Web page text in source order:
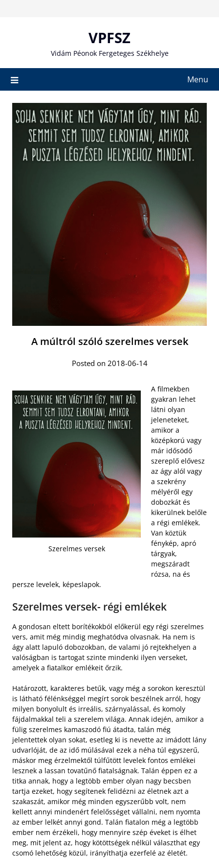
VPFSZ
Vidám Péonok Fergeteges Székhelye
Menu
A múltról szóló szerelmes versek
Posted on 2018-06-14
Szerelmes versek
A filmekben
gyakran lehet
látni olyan
jeleneteket,
amikor a
középkorú vagy
már idősödő
szereplő elővesz
az ágy alól vagy
a szekrény
mélyéről egy
dobozkát és
kikerülnek belőle
a régi emlékek.
Van köztük
fénykép, apró
tárgyak,
megszáradt
rózsa, na és
persze levelek, képeslapok.
Szerelmes versek- régi emlékek
A gondosan eltett borítékokból előkerül egy régi szerelmes
vers, amit még mindig meghatódva olvasnak. Ha nem is
ágy alatt lapuló dobozokban, de valami jó rejtekhelyen a
valóságban is tartogat szinte mindenki ilyen verseket,
amelyek a fiatalkor emlékeit őrzik.
Határozott, karakteres betűk, vagy még a sorokon keresztül
is látható félénkséggel megírt sorok beszélnek arról, hogy
milyen bonyolult és irreális, szárnyalással, és komoly
fájdalmakkal teli a szerelem világa. Annak idején, amikor a
fülig szerelmes kamaszodó fiú átadta, talán még
jelentettek olyan sokat, esetleg ki is nevette az imádott lány
udvarlóját, de az idő múlásával ezek a néha túl egyszerű,
máskor meg érzelmektől túlfűtött levelek fontos emlékei
lesznek a lassan tovatűnő fiatalságnak. Talán éppen ez a
titka annak, hogy a legtöbb ember olyan nagy becsben
tartja ezeket, hogy segítenek felidézni az életnek azt a
szakaszát, amikor még minden egyszerűbb volt, nem
kellett annyi mindenért felelősséget vállalni, nem nyomta
az ember lelkét annyi gond. Talán fiatalon még a legtöbb
ember nem érzékeli, hogy mennyire szép éveket is élhet
meg, mit jelent az, hogy kötöttségek nélkül választhat egy
csomó lehetőség közül, irányíthatja ezerfelé az életét.